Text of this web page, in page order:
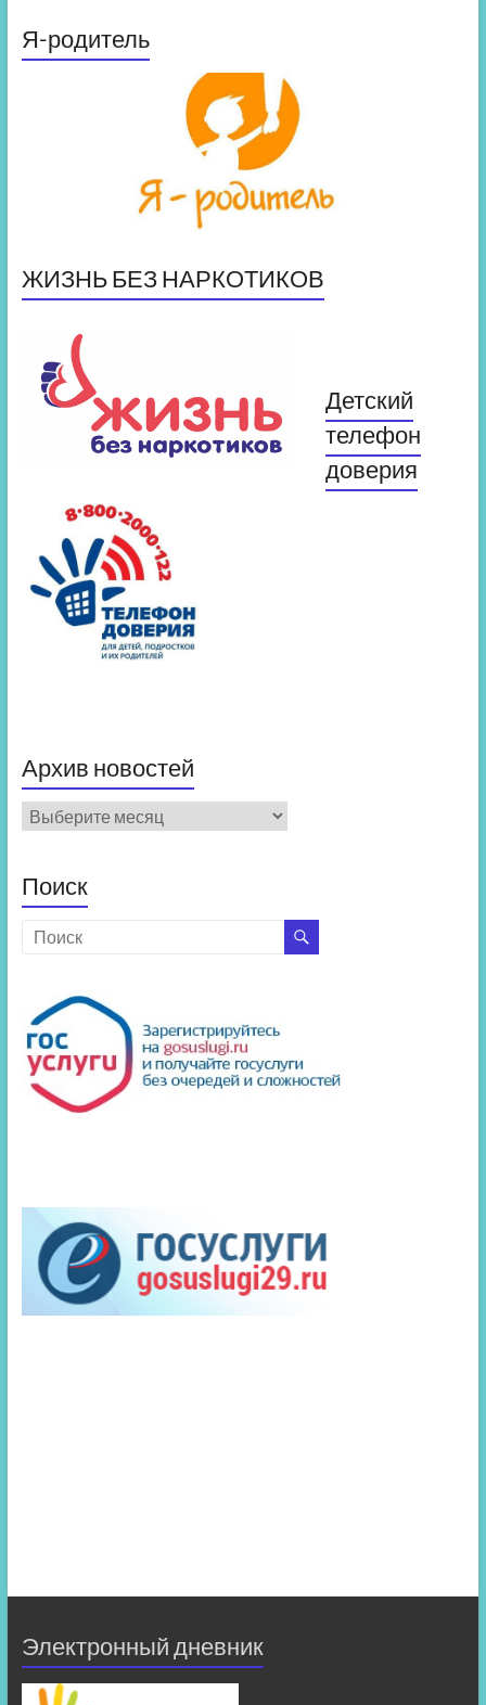
Я-родитель
ЖИЗНЬ БЕЗ НАРКОТИКОВ
Детский
телефон
доверия
Архив новостей
Архив
новостей
Поиск
Электронный дневник